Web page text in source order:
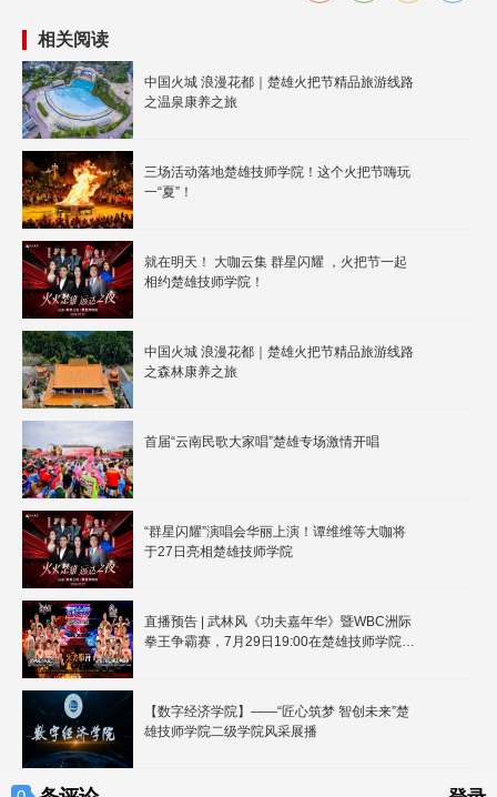
相关阅读
中国火城 浪漫花都｜楚雄火把节精品旅游线路
之温泉康养之旅
三场活动落地楚雄技师学院！这个火把节嗨玩
一“夏”！
就在明天！ 大咖云集 群星闪耀 ，火把节一起
相约楚雄技师学院！
中国火城 浪漫花都｜楚雄火把节精品旅游线路
之森林康养之旅
首届“云南民歌大家唱”楚雄专场激情开唱
“群星闪耀”演唱会华丽上演！谭维维等大咖将
于27日亮相楚雄技师学院
直播预告 | 武林风《功夫嘉年华》暨WBC洲际
拳王争霸赛，7月29日19:00在楚雄技师学院体
【数字经济学院】——“匠心筑梦 智创未来”楚
雄技师学院二级学院风采展播